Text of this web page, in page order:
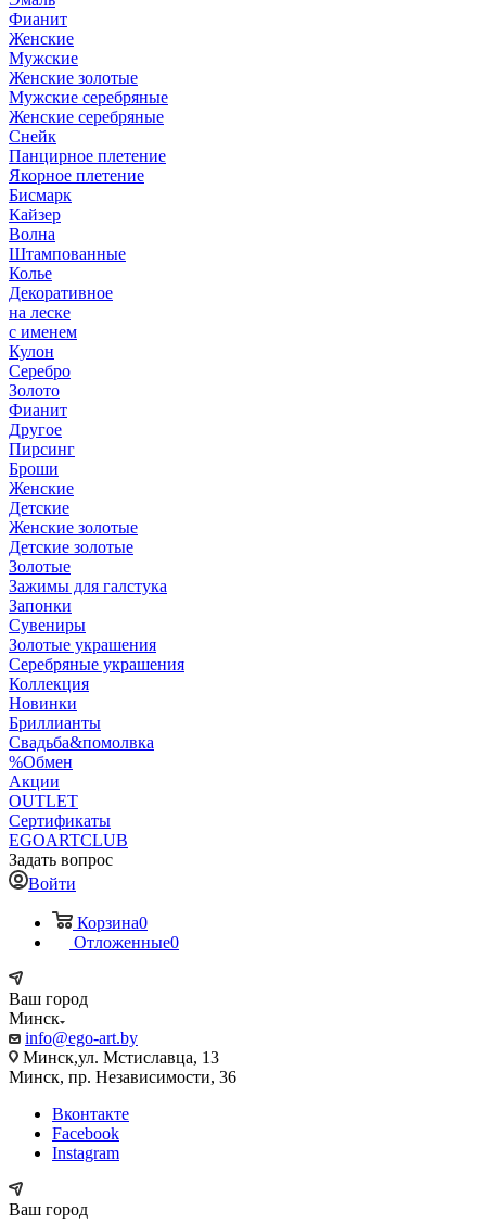
Фианит
Женские
Мужские
Женские золотые
Мужские серебряные
Женские серебряные
Снейк
Панцирное плетение
Якорное плетение
Бисмарк
Кайзер
Волна
Штампованные
Колье
Декоративное
на леске
с именем
Кулон
Серебро
Золото
Фианит
Другое
Пирсинг
Броши
Женские
Детские
Женские золотые
Детские золотые
Золотые
Зажимы для галстука
Запонки
Сувениры
Золотые украшения
Серебряные украшения
Коллекция
Новинки
Бриллианты
Свадьба&помолвка
%Обмен
Акции
OUTLET
Сертификаты
EGOARTCLUB
Задать вопрос
Войти
Корзина0
Отложенные0
Ваш город
Минск
info@ego-art.by
Минск,ул. Мстиславца, 13
Минск, пр. Независимости, 36
Вконтакте
Facebook
Instagram
Ваш город